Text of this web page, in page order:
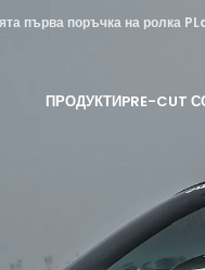
първа поръчка на ролка
ПРОДУКТИPRE-CUT